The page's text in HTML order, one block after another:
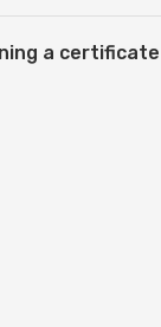
a certificate